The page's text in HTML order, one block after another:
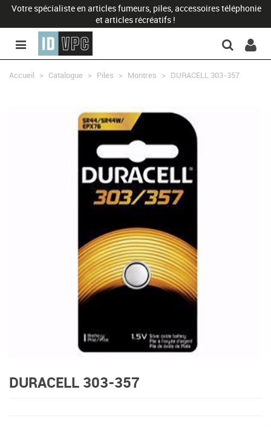
Votre spécialiste en articles fumeurs, piles, accessoires téléphonie
et articles récréatifs !
Accueil > Catalogue > Piles > Montres > DURACELL 303-357
DURACELL 303-357